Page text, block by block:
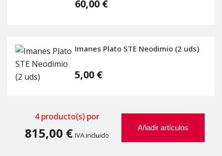
60,00 €
Imanes Plato STE Neodimio (2 uds)
5,00 €
4producto(s) por
815,00 € IVA incluido
Añadir artículos